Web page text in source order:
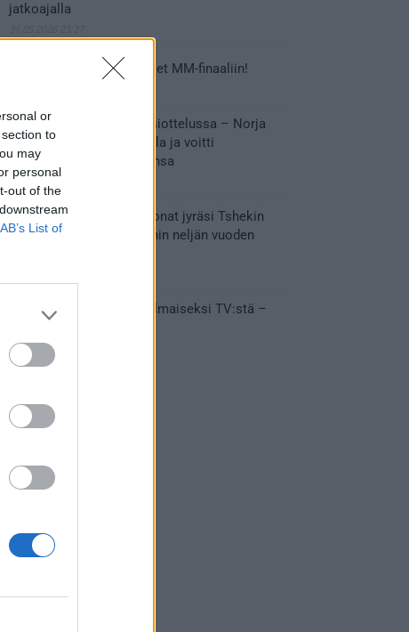
or
to
may
personal
out of the
List of
jatkoajalla
Tässä Leijonien kentälliset MM-finaaliin!
Huikeaa draamaa pronssiottelussa – Norja
kaatoi Kanadan jatkoajalla ja voitti
ensimmäisen MM-mitalinsa
31.05.2026 18:25
Vakuuttava esitys – Leijonat jyräsi Tshekin
nurin ja eteni mitalipeleihin neljän vuoden
Suomi – Tshekki näkyy ilmaiseksi TV:stä –
28.05.2026 15:09